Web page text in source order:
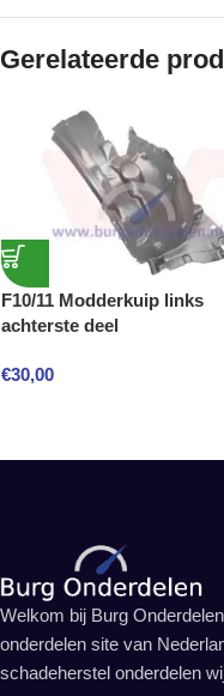
Gerelateerde
F10/11 Modderkuip links
achterste deel
€30,00
Welkom bij Burg
onderdelen site van
schadeherstel onderdelen